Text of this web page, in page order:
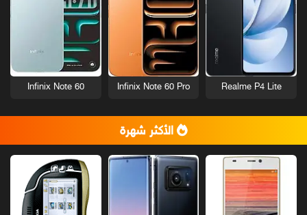
Realme P4 Lite
Infinix Note 60 Pro
Infinix Note 60
الأكثر شهرة